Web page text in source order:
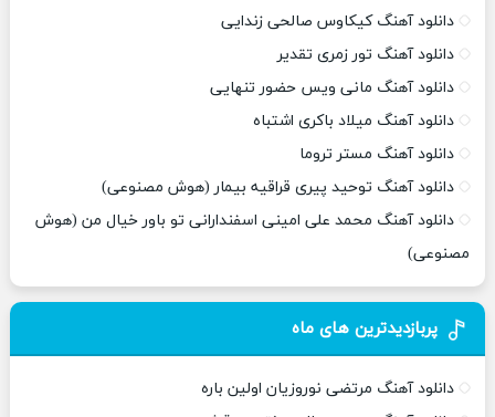
دانلود آهنگ کیکاوس صالحی زندایی
دانلود آهنگ تور زمری تقدیر
دانلود آهنگ مانی ویس حضور تنهایی
دانلود آهنگ میلاد باکری اشتباه
دانلود آهنگ مستر تروما
دانلود آهنگ توحید پیری قراقیه بیمار (هوش مصنوعی)
دانلود آهنگ محمد علی امینی اسفندارانی تو باور خیال من (هوش
مصنوعی)
پربازدیدترین های ماه
دانلود آهنگ مرتضی نوروزیان اولین باره